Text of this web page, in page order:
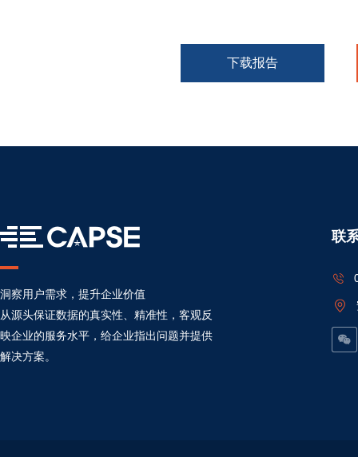
下载报告
洞察用户需求，提升企业价值
从源头保证数据的真实性、精准性，客观反
映企业的服务水平，给企业指出问题并提供
解决方案。
联